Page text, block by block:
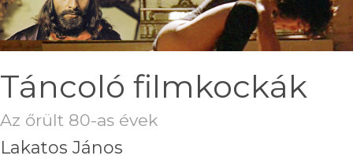
Táncoló filmkockák
Az őrült 80-as évek
Lakatos János